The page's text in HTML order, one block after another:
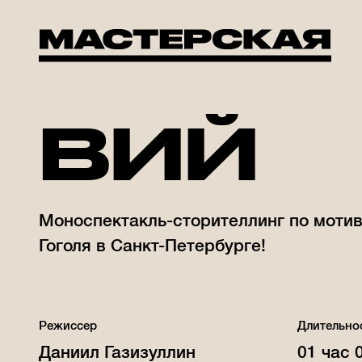
Мастерская Брусникина
ВИЙ
Моноспектакль-сторителлинг по
Гоголя в Санкт-Петербурге!
Режиссер
Даниил Газизуллин 01 час